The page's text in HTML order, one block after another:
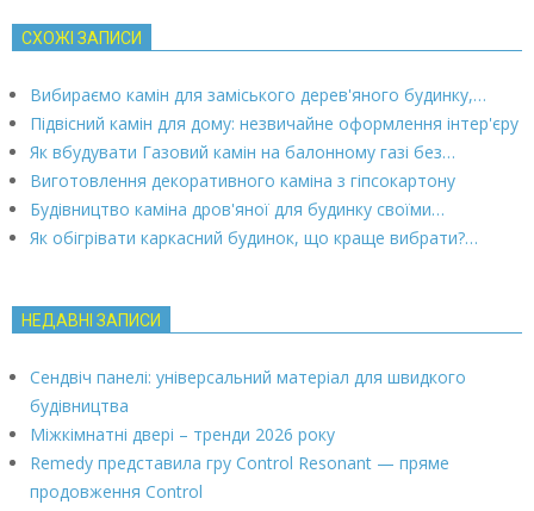
СХОЖІ ЗАПИСИ
Вибираємо камін для заміського дерев'яного будинку,…
Підвісний камін для дому: незвичайне оформлення інтер'єру
Як вбудувати Газовий камін на балонному газі без…
Виготовлення декоративного каміна з гіпсокартону
Будівництво каміна дров'яної для будинку своїми…
Як обігрівати каркасний будинок, що краще вибрати?…
НЕДАВНІ ЗАПИСИ
Сендвіч панелі: універсальний матеріал для швидкого
будівництва
Міжкімнатні двері – тренди 2026 року
Remedy представила гру Control Resonant — пряме
продовження Control